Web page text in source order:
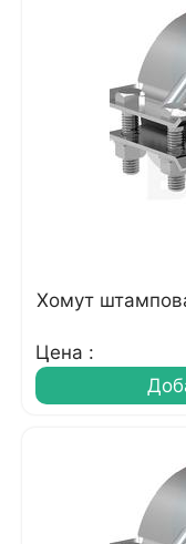
Хомут
Цена :